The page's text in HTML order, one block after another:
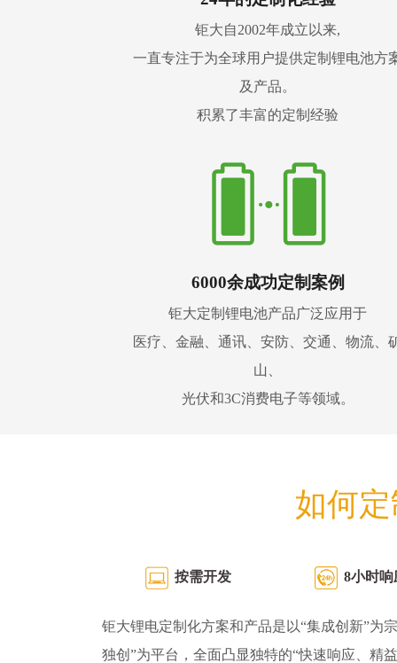
钜大自2002年成立以来,
一直专注于为全球用户提供定制锂电池方
及产品。
积累了丰富的定制经验
6000余成功定制案例
钜大定制锂电池产品广泛应用于
医疗、金融、通讯、安防、交通、物流、
山、
光伏和3C消费电子等领域。
如何
按需开发 8小时响
钜大锂电定制化方案和产品是以“集成创新”为
独创”为平台，全面凸显独特的“快速响应、精